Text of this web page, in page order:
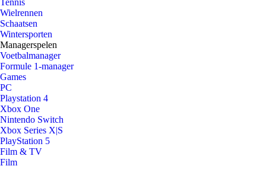
Tennis
Wielrennen
Schaatsen
Wintersporten
Managerspelen
Voetbalmanager
Formule 1-manager
Games
PC
Playstation 4
Xbox One
Nintendo Switch
Xbox Series X|S
PlayStation 5
Film & TV
Film